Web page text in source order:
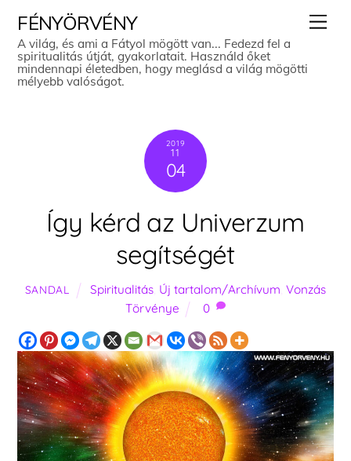
content
FÉNYÖRVÉNY
A világ, és ami a Fátyol mögött van... Fedezd fel a
spiritualitás útját, gyakorlatait. Használd őket
mindennapi életedben, hogy meglásd a világ mögötti
mélyebb valóságot.
2019
11
04
Így kérd az Univerzum
segítségét
SANDAL Spiritualitás Új tartalom/Archívum ,Vonzás
Törvénye
0